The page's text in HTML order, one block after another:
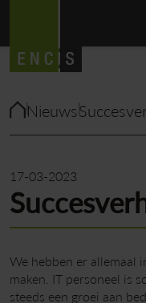
Nieuws
17-03-2023
We hebben er allemaal
maken. IT personeel is
steeds een groei aan